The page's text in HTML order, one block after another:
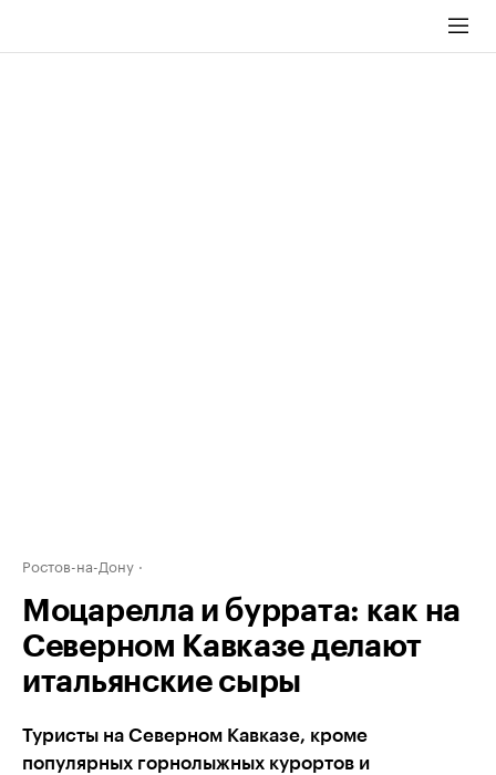
Ростов-на-Дону
Моцарелла и буррата: как на
Северном Кавказе делают
итальянские сыры
Туристы на Северном Кавказе, кроме
популярных горнолыжных курортов и